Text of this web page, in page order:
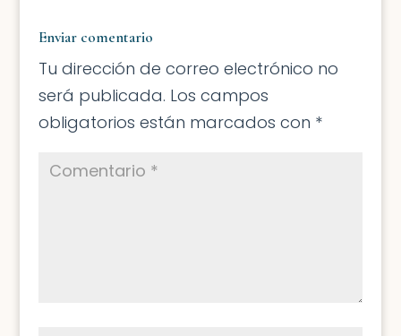
Enviar comentario
Tu dirección de correo electrónico no
será publicada. Los campos
obligatorios están marcados con *